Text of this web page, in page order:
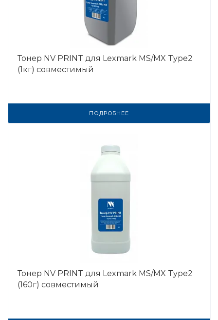
Тонер NV PRINT для Lexmark MS/MX Type2
(1кг) совместимый
ПОДРОБНЕЕ
Тонер NV PRINT для Lexmark MS/MX Type2
(160г) совместимый